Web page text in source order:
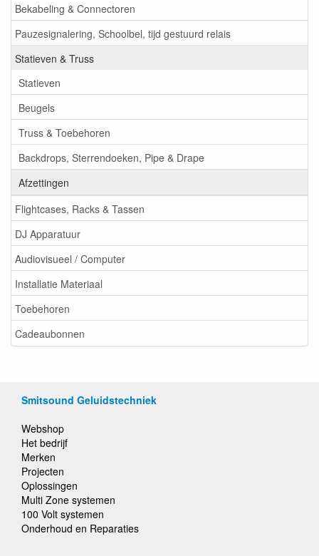
Bekabeling & Connectoren
Pauzesignalering, Schoolbel, tijd gestuurd relais
Statieven & Truss
Statieven
Beugels
Truss & Toebehoren
Backdrops, Sterrendoeken, Pipe & Drape
Afzettingen
Flightcases, Racks & Tassen
DJ Apparatuur
Audiovisueel / Computer
Installatie Materiaal
Toebehoren
Cadeaubonnen
Smitsound Geluidstechniek
Webshop
Het bedrijf
Merken
Projecten
Oplossingen
Multi Zone systemen
100 Volt systemen
Onderhoud en Reparaties